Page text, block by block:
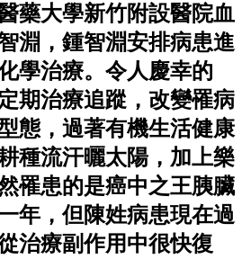
藥大學新竹附設醫院血
淵，鍾智淵安排病患進
學治療。令人慶幸的
期治療追蹤，改變罹病
態，過著有機生活健康
種流汗曬太陽，加上樂
罹患的是癌中之王胰臟
年，但陳姓病患現在過
治療副作用中很快復